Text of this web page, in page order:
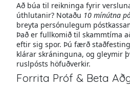
Að búa til reikninga fyrir
úthlutanir? Notaðu 10 mínútna
breyta persónulegum
Það er fullkomið til skammtíma
eftir sig spor. Þú færð
klárar skráninguna, og gleymir
ruslpósts höfuðverkir.
Forrita Próf & Beta